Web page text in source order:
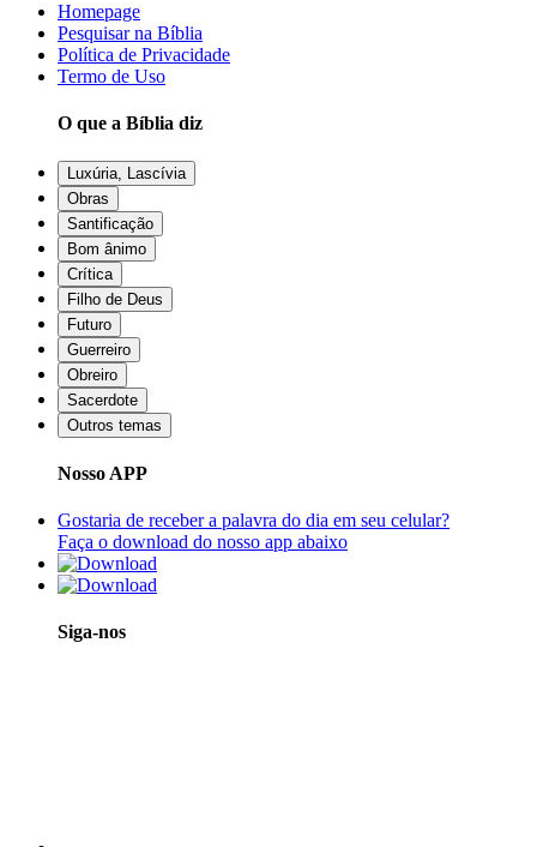
Homepage
Pesquisar na Bíblia
Política de Privacidade
Termo de Uso
O que a Bíblia diz
Luxúria, Lascívia
Obras
Santificação
Bom ânimo
Crítica
Filho de Deus
Futuro
Guerreiro
Obreiro
Sacerdote
Outros temas
Nosso APP
Gostaria de receber a palavra do dia em seu celular?
Faça o download do nosso app abaixo
Siga-nos